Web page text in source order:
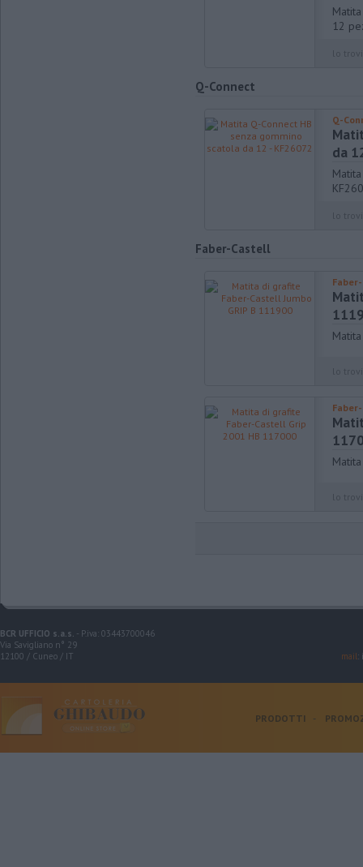
12
Q-Connect
Q-
da
Faber-Castell
BCR UFFICIO s.a.s. - P.iva: 03443700046
Via Savigliano n° 29
12100 / Cuneo / IT
mail:
PRODOTTI -